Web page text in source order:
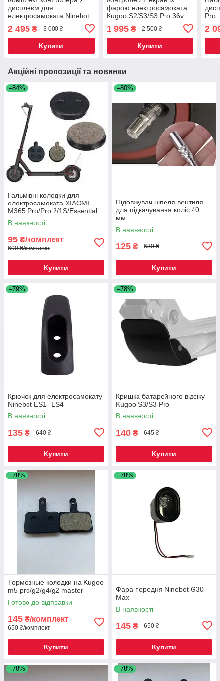
дисплеєм для
електросамоката Ninebot
2 495 ₴ 3 000 ₴
Купити
фарою електросамоката
Kugoo S2/S3/S3 Pro 36v
1 995₴ 2 500 ₴
Купити
Pro
2
Акційні пропозиції та новинки
–84%
Гальмівні колодки для
електросамоката XIAOMI
M365 Pro/Pro 2/1S/Essential
В наявності
95 ₴/комплект
600 ₴/комплект
Купити
–80%
Підовжувач ніпеля вентиля
для підкачування коліс 40
мм.
В наявності
125 ₴ 630 ₴
Купити
–79%
Крючок для електросамокату
Ninebot ES1- ES4
В наявності
135 ₴ 640 ₴
Купити
–78%
Кришка батарейного відсіку
Kugoo S3/S3 Pro
В наявності
140 ₴ 645 ₴
Купити
–78%
Тормозные колодки на Kugoo
m5 pro/g2/g4/g2 master
Готово до відправки
145 ₴/комплект
650 ₴/комплект
Купити
–78%
Фара передня Ninebot G30
Max
В наявності
145 ₴ 650 ₴
Купити
–78% –78%